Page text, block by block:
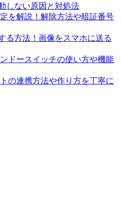
しない原因と対処法
を解説！解除方法や暗証番号
る方法！画像をスマホに送る
ドースイッチの使い方や機能
の連携方法や作り方を丁寧に